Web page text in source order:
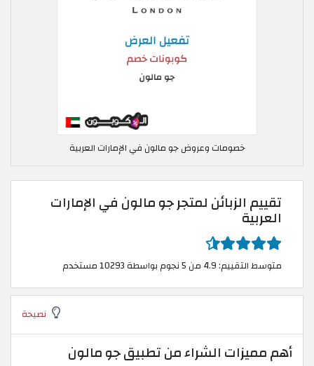
خصومات وعروض جو مالون في الإمارات العربية
تقييم الزبائن لمتجر جو مالون في الإمارات
العربية
متوسط التقييم: 4.9 من 5 نجوم بواسطة 10293 مستخدم
نصيحة
أهم مميزات الشراء من تطبيق جو مالون